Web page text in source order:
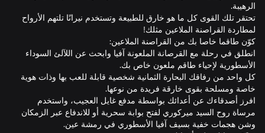
تحتقر تلك القوى كل ما هو خارق للطبيعة وتستخدم نيرانًا تلتهم الأرواح
انطلق في رحلة مع القرصانة الملعونة آفيا وابحث عن اللآلئ السوداء
كل واحد من رفاقك البحارة الثمانية شخصية قابلة للعب بها وذات هوية
افرز أصدقاءك عن أعدائك بواسطة مدفع غايل العجيب، واستخدم
مرساة روح السيد ميركوري لفتح بوابة سحرية أو للاندفاع عبر الزمكان